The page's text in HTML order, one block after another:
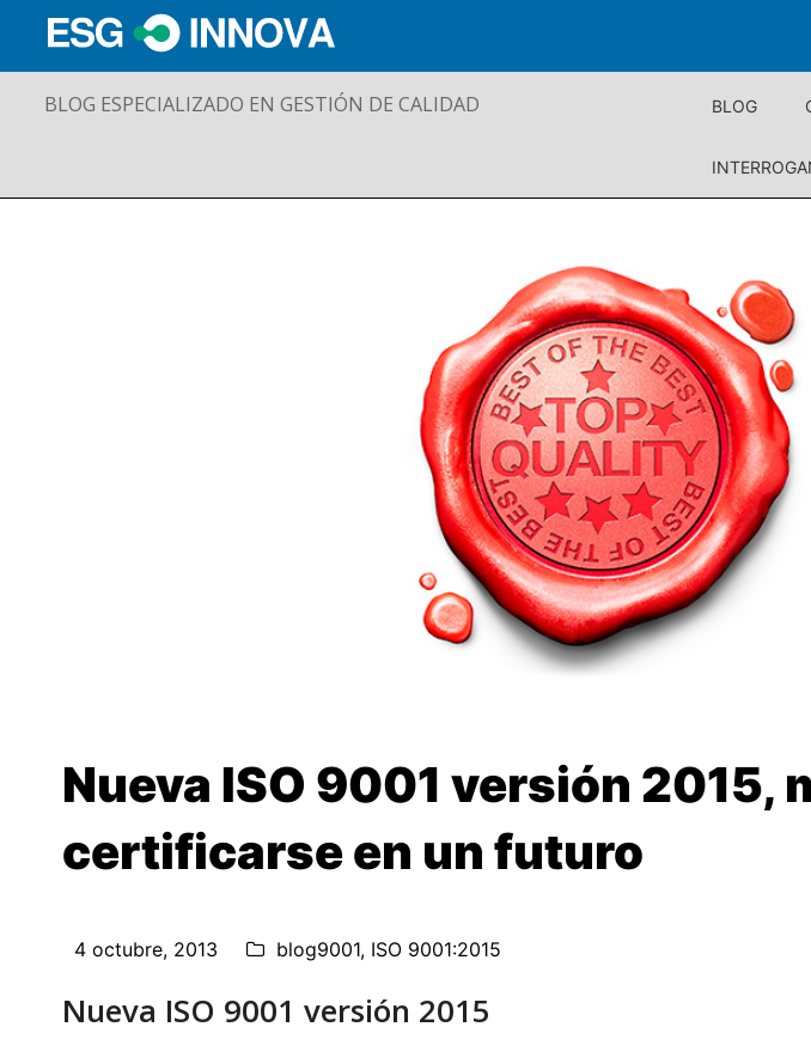
BLOG ESPECIALIZADO EN GESTIÓN DE CALIDAD BLOG
Nueva ISO 9001 versión 2015,
certificarse en un futuro
4 octubre, 2013 blog9001, ISO 9001:2015
Nueva ISO 9001 versión 2015